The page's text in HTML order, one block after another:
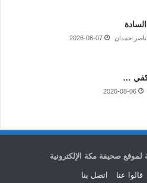
السادة
ناصر حمدان 2026-08-07
…
2026-08-06
صحيفة مكة الإلكترونية
قالوا عنا اتصل بنا